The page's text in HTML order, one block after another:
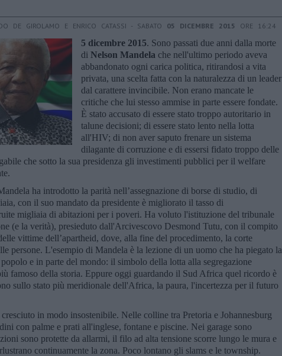
DE GIROLAMO E ENRICO CATASSI - SABATO 05 DICEMBRE 2015 ORE 16:24
5 dicembre 2015. Sono passati due anni dalla morte
di Nelson Mandela che nell'ultimo periodo aveva
abbandonato ogni carica politica, ritirandosi a vita
privata, una scelta fatta con la naturalezza di un leader
dal carattere invincibile. Non erano mancate le
critiche che lui stesso ammise in parte essere fondate.
È stato accusato di essere stato troppo autoritario in
talune decisioni; di essere stato lento nella lotta
all'HIV; di non aver saputo frenare un sistema
dilagante di corruzione e di essersi fidato troppo delle
che sotto la sua presidenza gli investimenti pubblici per il welfare
ha introdotto la parità nell’assegnazione di borse di studio, di
con il suo mandato da presidente è migliorato il tasso di
migliaia di abitazioni per i poveri. Ha voluto l'istituzione del tribunale
(e la verità), presieduto dall'Arcivescovo Desmond Tutu, con il compito
vittime dell’apartheid, dove, alla fine del procedimento, la corte
persone. L'esempio di Mandela è la lezione di un uomo che ha piegato la
e in parte del mondo: il simbolo della lotta alla segregazione
famoso della storia. Eppure oggi guardando il Sud Africa quel ricordo è
sullo stato più meridionale dell'Africa, la paura, l'incertezza per il futuro
cresciuto in modo insostenibile. Nelle colline tra Pretoria e Johannesburg
con palme e prati all'inglese, fontane e piscine. Nei garage sono
sono protette da allarmi, il filo ad alta tensione scorre lungo le mura e
continuamente la zona. Poco lontano gli slams e le township.